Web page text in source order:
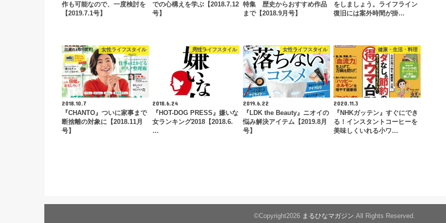
作も可能なので、一度検討を
【2019.7.1号】
での心構えを学ぶ【2018.7.12
号】
特集 歴史からおすすめ作品
まで【2018.9月号】
をしましょう。ライフライン
復旧には案外時間が掛…
女性ライフスタイル
2018.10.7
『CHANTO』ついに家事まで
断捨離の対象に【2018.11月
号】
男性ライフスタイル
2018.6.24
『HOT-DOG PRESS』嫌いな
女ランキング2018【2018.6.
…
女性ライフスタイル
2019.6.22
『LDK the Beauty』ニオイの
悩み解決アイテム【2019.8月
号】
健康・生活・料理
2020.11.3
『NHKガッテン』すぐにでき
る！インスタントコーヒーを
美味しくいれる小ワ…
©Copyright2026 まるひなマガジン .All Rights Reserved.